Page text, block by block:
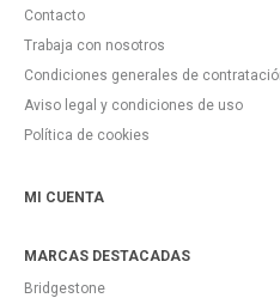
Contacto
Trabaja con nosotros
Condiciones generales de
Aviso legal y condiciones de uso
Política de cookies
MI CUENTA
MARCAS DESTACADAS
Bridgestone